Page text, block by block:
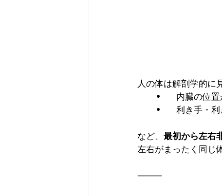
人の体は解剖学的に
•	内臓の位
•	利き手・
など、 最初から左右
左右がまったく同じ
⸻